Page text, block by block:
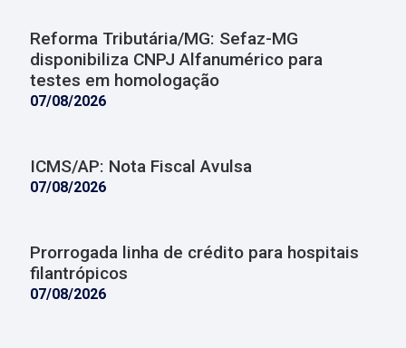
Reforma Tributária/MG: Sefaz-MG
disponibiliza CNPJ Alfanumérico para
testes em homologação
07/08/2026
ICMS/AP: Nota Fiscal Avulsa
07/08/2026
Prorrogada linha de crédito para hospitais
filantrópicos
07/08/2026